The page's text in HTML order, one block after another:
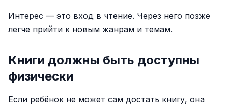
Интерес — это вход в чтение. Через него позже
легче прийти к новым жанрам и темам.
Книги должны быть доступны
физически
Если ребёнок не может сам достать книгу, она